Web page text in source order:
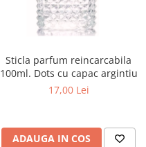
Sticla parfum reincarcabila
100ml. Dots cu capac argintiu
17,00 Lei
ADAUGA IN COS